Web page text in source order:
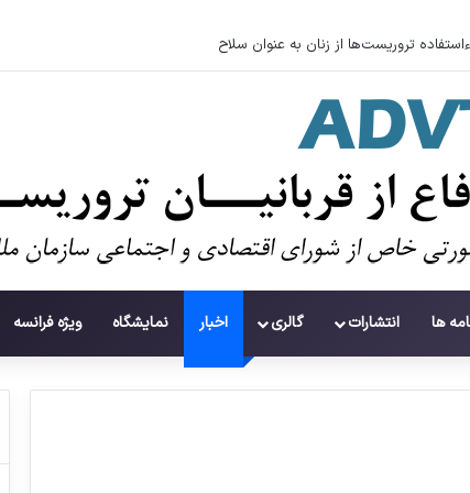
تروریست‌ها از زنان به عنوان سلاح
ها انتشارات گالری اخبار نمایشگاه ویژه فرانسه